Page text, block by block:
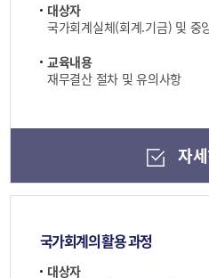
대상자
국가회계실체(회계.기금) 및 중
교육내용
재무결산 절차 및 유의사항
자
국가회계의 활용 과정
대상자